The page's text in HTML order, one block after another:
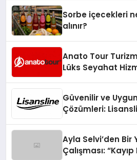
Sorbe içecekleri
alınır?
Anato Tour
Lüks Seyahat
Güvenilir ve Uygun
Çözümleri:
Ayla Selvi’den Bir
Çalışması: